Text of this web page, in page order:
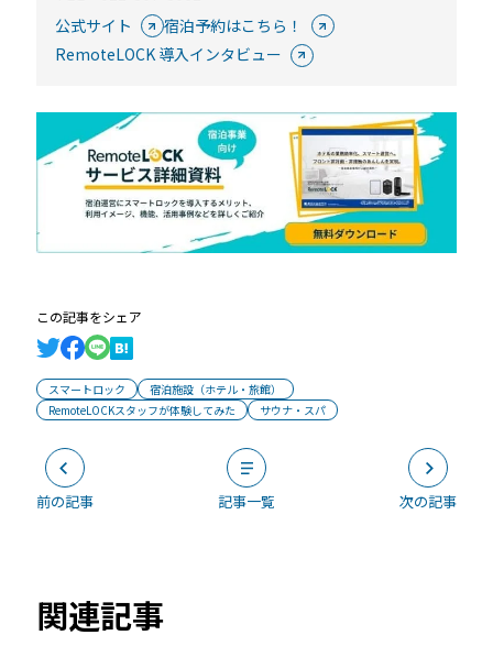
公式サイト
宿泊予約はこちら！
RemoteLOCK 導入インタビュー
この記事をシェア
スマートロック
宿泊施設（ホテル・旅館）
RemoteLOCKスタッフが体験してみた
サウナ・スパ
前の記事 記事一覧 次の記事
関連記事